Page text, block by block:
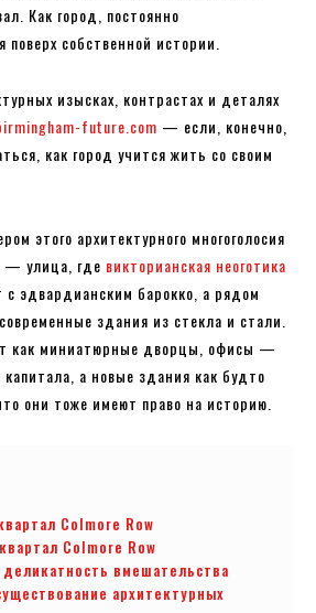
Как город, постоянно
собственной истории.
изысках, контрастах и деталях
future.com — если, конечно,
как город учится жить со своим
этого архитектурного многоголосия
— улица, где викторианская неоготика
с эдвардианским барокко, а рядом
здания из стекла и стали.
как миниатюрные дворцы, офисы —
а новые здания как будто
они тоже имеют право на историю.
Colmore Row
Colmore Row
вмешательства
архитектурных